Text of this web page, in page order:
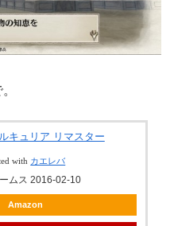
キュリア リマスター
with カエレバ
ムス 2016-02-10
Amazon